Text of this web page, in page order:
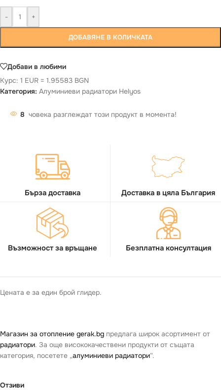
- +
ДОБАВЯНЕ В КОЛИЧКАТА
Добави в любими
Курс: 1 EUR = 1.95583 BGN
Категория: Aлуминиеви радиатори Helyos
8 човека разглеждат този продукт в момента!
Бърза доставка Доставка в цяла България
Възможност за връщане Безплатна консултация
Цената е за един брой глидер.
Магазин за отопление gerak.bg предлага широк асортимент от
радиатори. За още висококачествени продукти от същата
категория, посетете „алуминиеви радиатори“.
Отзиви